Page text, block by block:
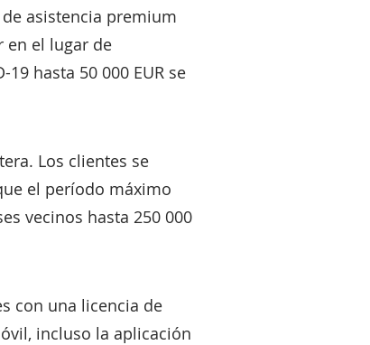
asistencia premium
en el lugar de
hasta 50 000 EUR se
Los clientes se
el período máximo
vecinos hasta 250 000
con una licencia de
incluso la aplicación